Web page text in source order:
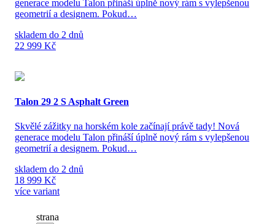
generace modelu Talon přináší úplně nový rám s vylepšenou
geometrií a designem. Pokud…
skladem do 2 dnů
22 999 Kč
Talon 29 2 S Asphalt Green
Skvělé zážitky na horském kole začínají právě tady! Nová
generace modelu Talon přináší úplně nový rám s vylepšenou
geometrií a designem. Pokud…
skladem do 2 dnů
18 999 Kč
více variant
strana